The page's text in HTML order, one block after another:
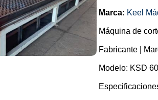
Marca: Keel
Máquina de
Fabricante |
Modelo: KSD